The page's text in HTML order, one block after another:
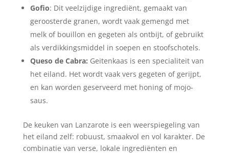
Gofio: Dit veelzijdige ingrediënt, gemaakt van
geroosterde granen, wordt vaak gemengd met
melk of bouillon en gegeten als ontbijt, of gebruikt
als verdikkingsmiddel in soepen en stoofschotels.
Queso de Cabra: Geitenkaas is een specialiteit van
het eiland. Het wordt vaak vers gegeten of gerijpt,
en kan worden geserveerd met honing of mojo-
saus.
De keuken van Lanzarote is een weerspiegeling van
het eiland zelf: robuust, smaakvol en vol karakter. De
combinatie van verse, lokale ingrediënten en